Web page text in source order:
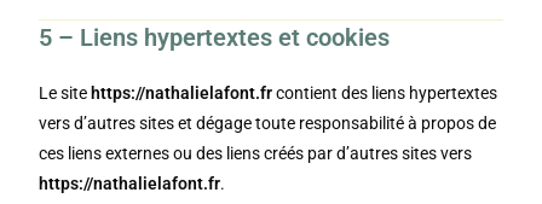
5 – Liens hypertextes et cookies
Le site https://nathalielafont.frcontient des liens hypertextes
vers d’autres sites et dégage toute responsabilité à propos de
ces liens externes ou des liens créés par d’autres sites vers
https://nathalielafont.fr.